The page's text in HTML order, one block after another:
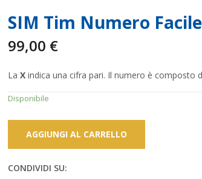
SIM Tim Numero
99,00 €
La X indica una cifra pari. Il numero è composto
Disponibile
AGGIUNGI AL CARRELLO
CONDIVIDI SU: